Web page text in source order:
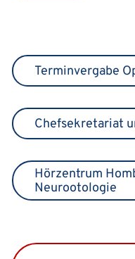
Terminvergabe
Chefsekretariat
Hörzentrum
Neurootologie